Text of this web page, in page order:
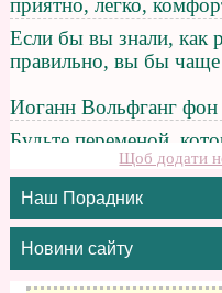
Щоб додати
Наш Порадник
Новини сайту